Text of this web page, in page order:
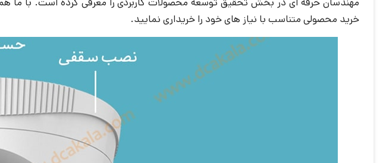
خرید محصولی متناسب با نیاز های خود را خریداری نمایید.